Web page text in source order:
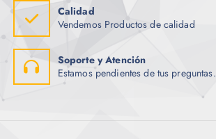
Calidad
Vendemos Productos de calidad
Soporte y Atención
Estamos pendientes de tus preguntas.